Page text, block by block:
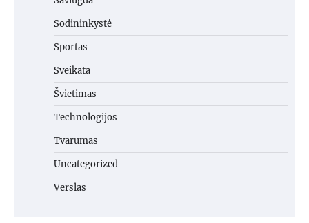
Sodininkystė
Sportas
Sveikata
Švietimas
Technologijos
Tvarumas
Uncategorized
Verslas